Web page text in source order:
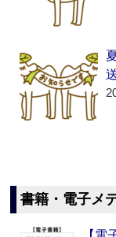
書籍・電子メ